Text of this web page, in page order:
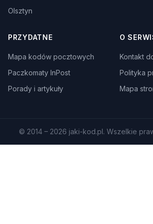
Olsztyn
PRZYDATNE
Mapa kodów pocztowych
Paczkomaty InPost
Porady i artykuły
O
Kontakt
Polityka
Mapa
© 2014 – 2026 jaki-kod.pl. Wszelkie